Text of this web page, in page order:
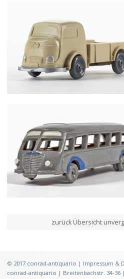
zurück Übersicht
© 2017 conrad-antiquario | Impressum &
conrad-antiquario | Breitenbachstr. 34-36